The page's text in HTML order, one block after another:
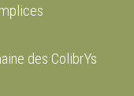
des ColibrYs